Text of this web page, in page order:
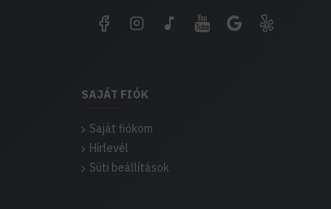
SAJÁT FIÓK
Saját fiókom
Hírlevél
Süti beállítások